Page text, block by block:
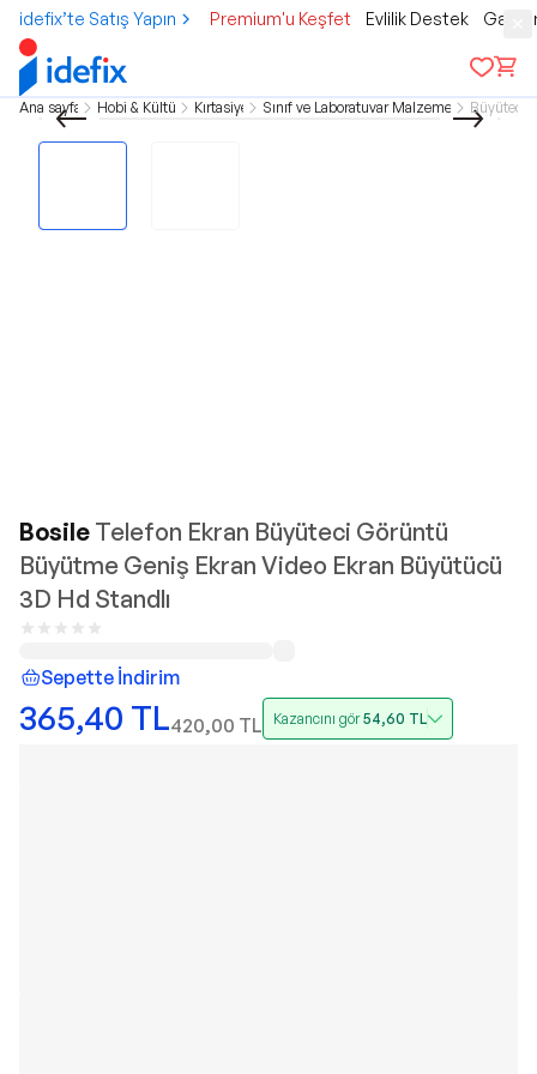
idefix’te Satış Yapın Premium'u Keşfet Evlilik Destek
Ana sayfa Hobi & Kültür Kırtasiye Sınıf ve Laboratuvar Malzemesi Büyüteç
Bosile Telefon Ekran Büyüteci Görüntü
Büyütme Geniş Ekran Video Ekran Büyütücü
3D Hd Standlı
Sepette İndirim
365,40 TL420,00 TL Kazancını gör54,60 TL